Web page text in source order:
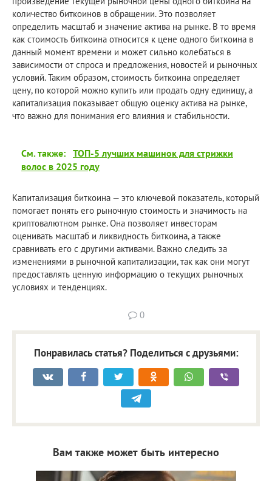
количество биткоинов в обращении. Это позволяет
определить масштаб и значение актива на рынке. В то время
как стоимость биткоина относится к цене одного биткоина в
данный момент времени и может сильно колебаться в
зависимости от спроса и предложения, новостей и рыночных
условий. Таким образом, стоимость биткоина определяет
цену, по которой можно купить или продать одну единицу, а
капитализация показывает общую оценку актива на рынке,
что важно для понимания его влияния и стабильности.
См. также: ТОП-5 лучших машинок для стрижки
волос в 2025 году
Капитализация биткоина — это ключевой показатель, который
помогает понять его рыночную стоимость и значимость на
криптовалютном рынке. Она позволяет инвесторам
оценивать масштаб и ликвидность биткоина, а также
сравнивать его с другими активами. Важно следить за
изменениями в рыночной капитализации, так как они могут
предоставлять ценную информацию о текущих рыночных
условиях и тенденциях.
0
Понравилась статья? Поделиться с друзьями:
Вам также может быть интересно